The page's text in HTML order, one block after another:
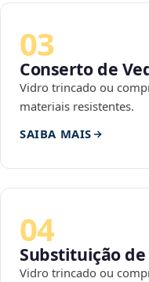
03
Conserto de
Vidro trincado ou
materiais resistentes.
SAIBA MAIS
04
Substituição
Vidro trincado ou